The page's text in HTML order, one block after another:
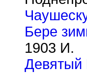
Бере
1903 И.
Девятый